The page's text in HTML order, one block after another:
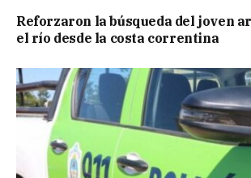
Reforzaron la búsqueda del joven
el río desde la costa correntina